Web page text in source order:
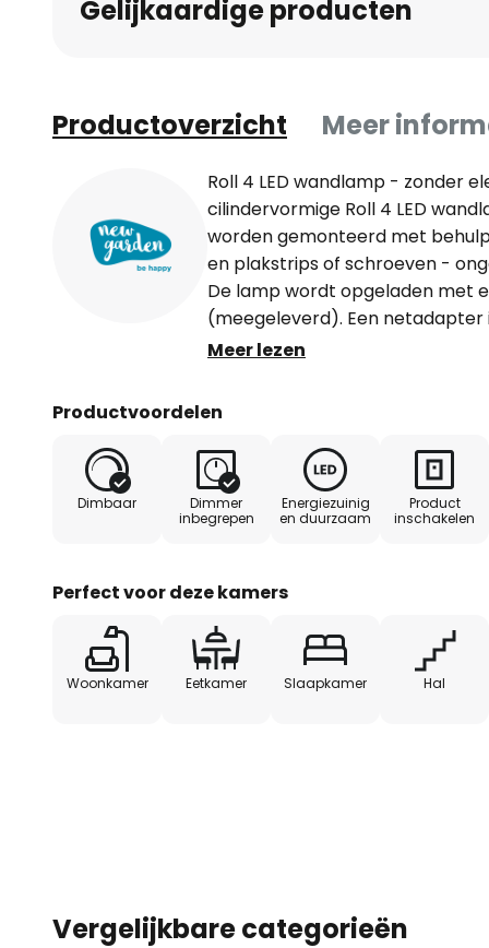
Gelijkaardige producten
Productoverzicht Meer
Roll 4 LED wandlamp - zonder
cilindervormige Roll 4 LED
worden gemonteerd met
en plakstrips of schroeven -
De lamp wordt opgeladen met
(meegeleverd). Een
drie fasen met een schakelaar
Meer lezen
Productvoordelen
Dimbaar
Dimmer
inbegrepen
Energiezuinig
en duurzaam
Product
inschakelen
Perfect voor deze kamers
Woonkamer Eetkamer Slaapkamer Hal
Vergelijkbare categorieën